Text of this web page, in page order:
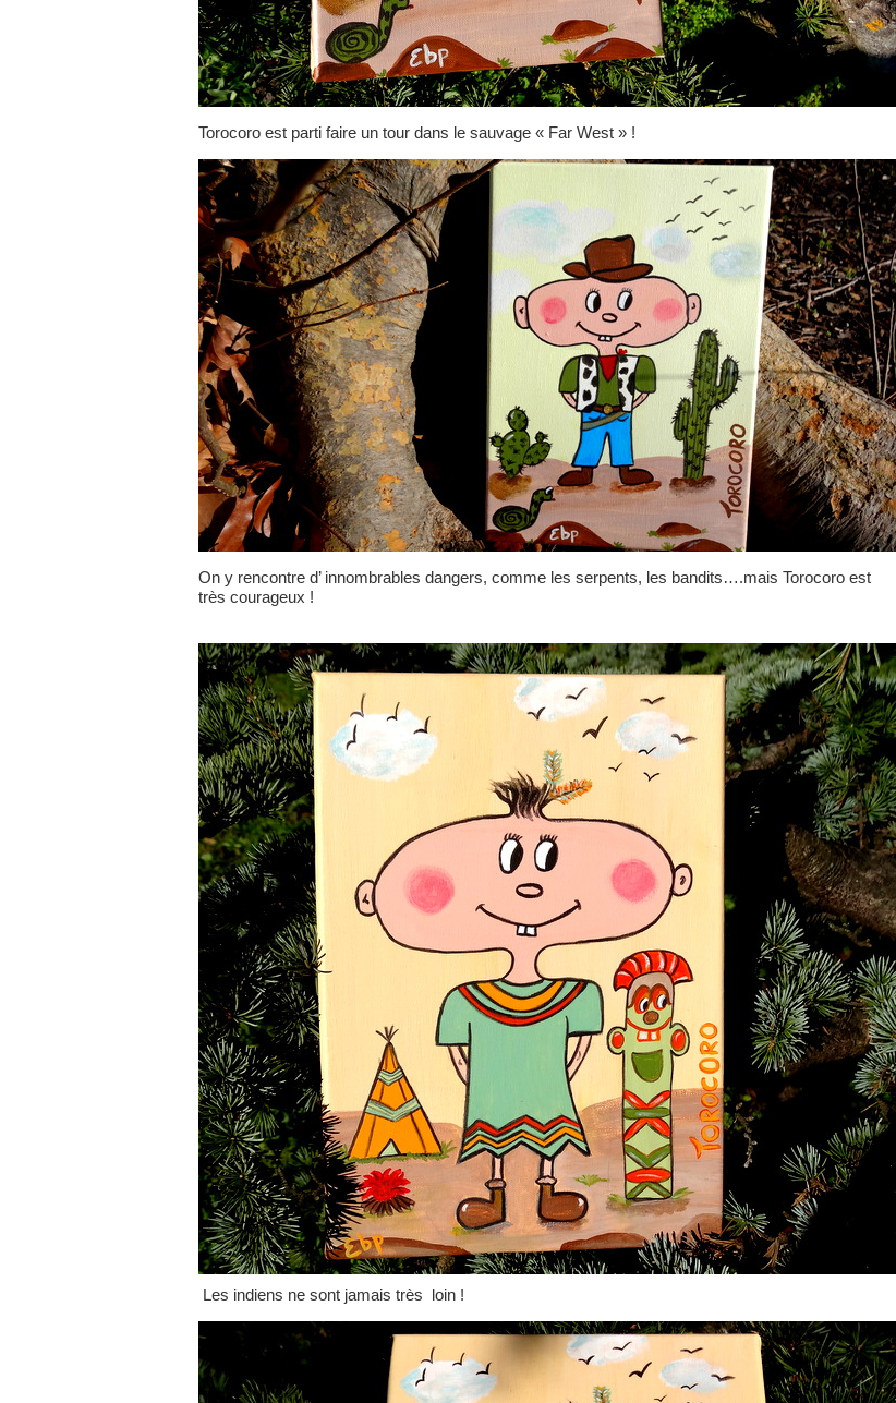
Torocoro est parti faire un tour dans le sauvage « Far West » !
On y rencontre d’ innombrables dangers, comme les serpents, les bandits….mais Torocoro est
très courageux !
Les indiens ne sont jamais très loin !